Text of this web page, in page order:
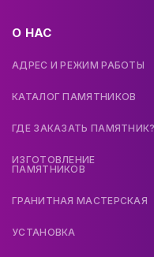
О НАС
АДРЕС И РЕЖИМ РАБОТЫ
КАТАЛОГ ПАМЯТНИКОВ
ГДЕ ЗАКАЗАТЬ ПАМЯТНИК?
ИЗГОТОВЛЕНИЕ
ПАМЯТНИКОВ
ГРАНИТНАЯ МАСТЕРСКАЯ
УСТАНОВКА